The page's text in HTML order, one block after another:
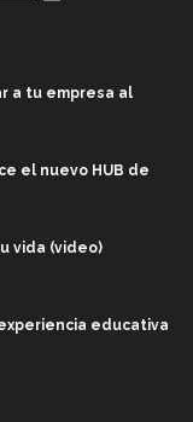
a tu empresa al
el nuevo HUB de
vida (video)
educativa